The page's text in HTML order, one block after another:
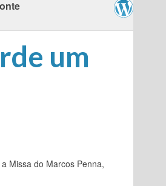
um
Missa do Marcos Penna,